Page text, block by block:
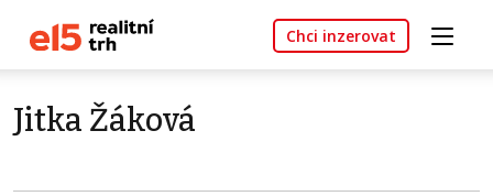
Chci inzerovat
Jitka Žáková